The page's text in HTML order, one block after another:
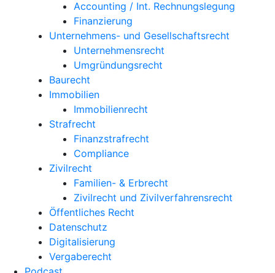
Accounting / Int. Rechnungslegung
Finanzierung
Unternehmens- und Gesellschaftsrecht
Unternehmensrecht
Umgründungsrecht
Baurecht
Immobilien
Immobilienrecht
Strafrecht
Finanzstrafrecht
Compliance
Zivilrecht
Familien- & Erbrecht
Zivilrecht und Zivilverfahrensrecht
Öffentliches Recht
Datenschutz
Digitalisierung
Vergaberecht